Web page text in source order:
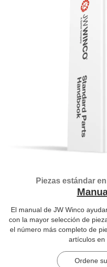
Piezas estándar
El manual de JW Winco
con la mayor selección de
el número más completo de
artículos en
Ordene